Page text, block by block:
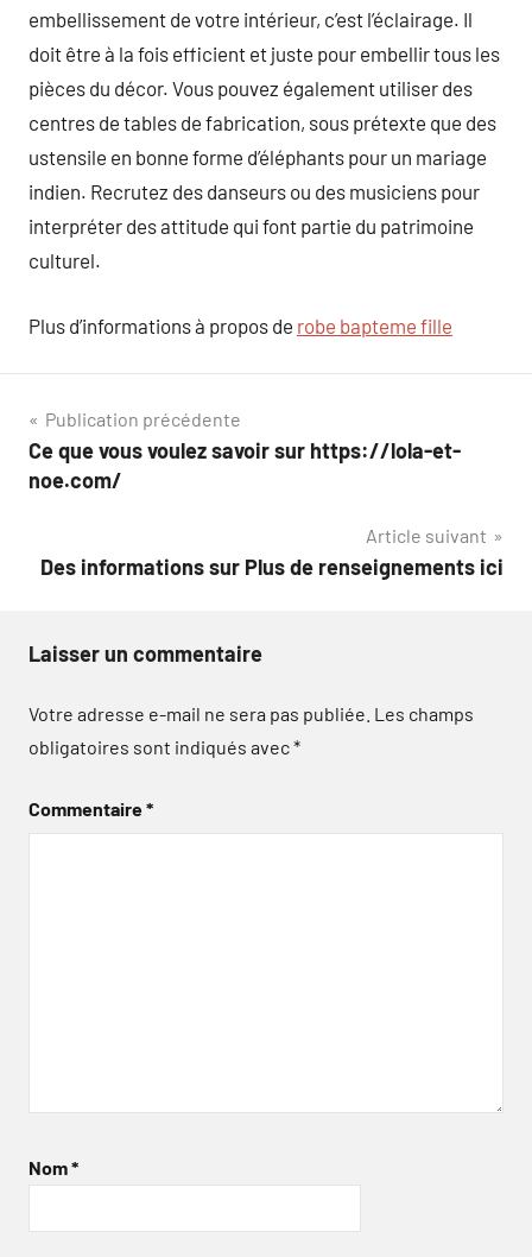
embellissement de votre intérieur, c’est l’éclairage. Il
doit être à la fois efficient et juste pour embellir tous les
pièces du décor. Vous pouvez également utiliser des
centres de tables de fabrication, sous prétexte que des
ustensile en bonne forme d’éléphants pour un mariage
indien. Recrutez des danseurs ou des musiciens pour
interpréter des attitude qui font partie du patrimoine
culturel.
Plus d’informations à propos de robe bapteme fille
Navigation
de
Publication précédente
Ce que vous voulez savoir sur https://lola-et-
noe.com/
Article suivant
Des informations sur Plus de renseignements ici
Laisser un commentaire
Votre adresse e-mail ne sera pas publiée. Les champs
obligatoires sont indiqués avec*
Commentaire*
Nom*